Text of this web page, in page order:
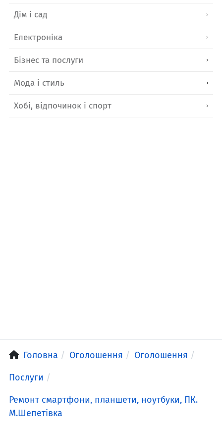
Дім і сад
Електроніка
Бізнес та послуги
Мода і стиль
Хобі, відпочинок і спорт
Головна Оголошення Оголошення
Послуги
Ремонт смартфони, планшети, ноутбуки, ПК.
М.Шепетівка